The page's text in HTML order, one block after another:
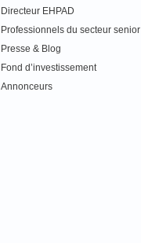
Directeur EHPAD
Professionnels du secteur senior
Presse & Blog
Fond d’investissement
Annonceurs